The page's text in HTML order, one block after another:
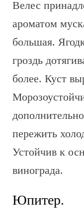
Велес
ароматом
большая.
гроздь
более. Куст
пережить
Устойчив к
винограда.
Юпитер.